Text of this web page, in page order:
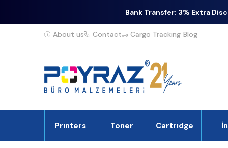
Bank Transfer: 3% Extra
About us Contact Cargo Tracking Blog
Prınters Toner Cartrıdge